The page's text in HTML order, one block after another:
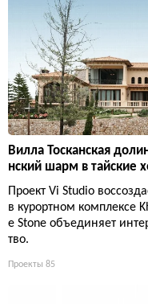
Вилла Тосканская
нский шарм в тайские
Проект Vi Studio
в курортном комплексе
e Stone объединяет
тво.
Проекты 85